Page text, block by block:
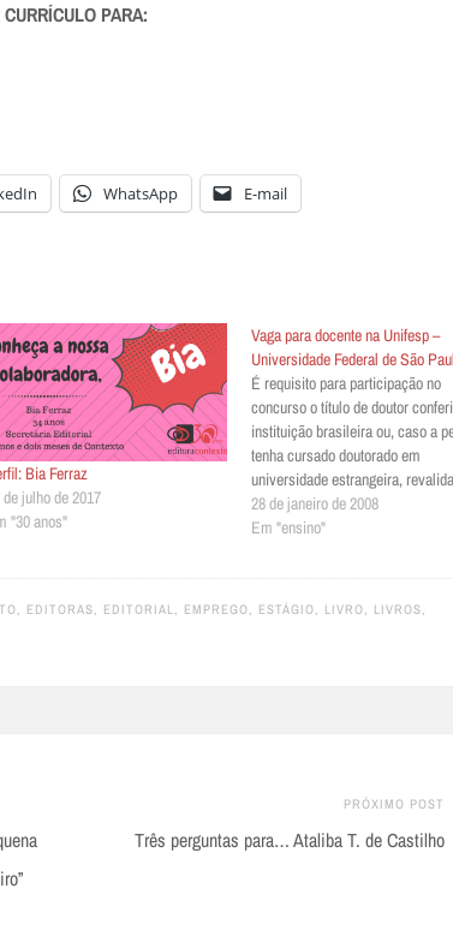
PARA:
WhatsApp E-mail
Bia Ferraz
de julho de 2017
"30 anos"
Vaga para docente na Unifesp –
Universidade Federal de São
É requisito para participação no
concurso o título de doutor
instituição brasileira ou, caso a
tenha cursado doutorado em
universidade estrangeira,
instituição nacional. Inscrições
ser feitas pessoalmente ou por
candidato, de segunda a sexta-
9h às 12h…
28 de janeiro de 2008
Em "ensino"
EDITORAS EDITORIAL EMPREGO ESTÁGIO LIVRO LIVROS
PRÓXIMO POST
Três perguntas para… Ataliba T. de Castilho